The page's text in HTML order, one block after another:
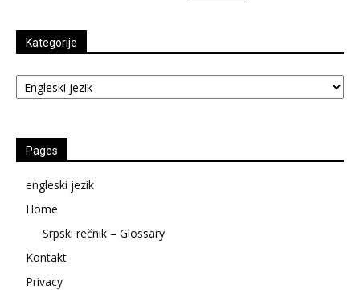
Kategorije
Kategorije
Pages
engleski jezik
Home
Srpski rečnik – Glossary
Kontakt
Privacy